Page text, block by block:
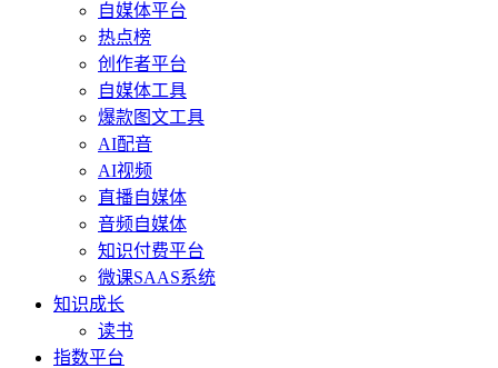
自媒体平台
热点榜
创作者平台
自媒体工具
爆款图文工具
AI配音
AI视频
直播自媒体
音频自媒体
知识付费平台
微课SAAS系统
知识成长
读书
指数平台